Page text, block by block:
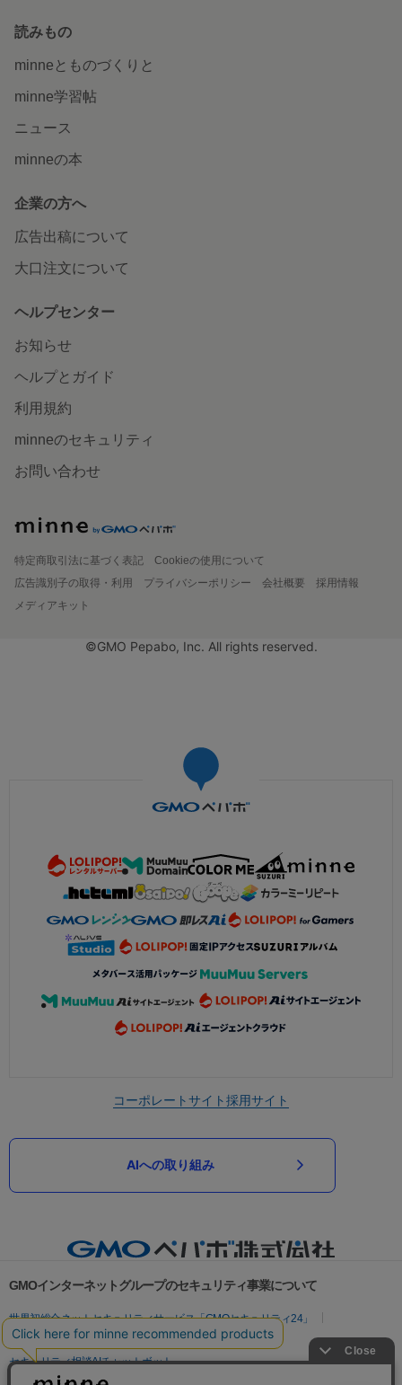
読みもの
minneとものづくりと
minne学習帖
ニュース
minneの本
企業の方へ
広告出稿について
大口注文について
ヘルプセンター
お知らせ
ヘルプとガイド
利用規約
minneのセキュリティ
お問い合わせ
特定商取引法に基づく表記
Cookieの使用について
広告識別子の取得・利用
プライバシーポリシー 会社概要
採用情報
メディアキット
©GMO Pepabo, Inc. All rights reserved.
コーポレートサイト採用サイト
AIへの取り組み
GMOインターネットグループのセキュリティ事業について
世界初総合ネットセキュリティサービス「GMOセキュリティ24」
パスワード漏洩診断
Webサイトリスク診断
セキュリティ相談AIチャットボット